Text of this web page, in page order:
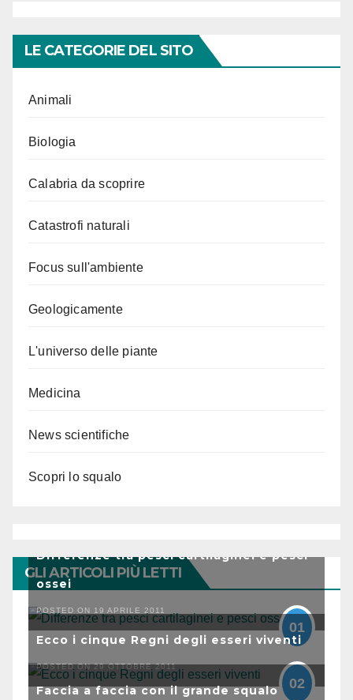
LE CATEGORIE DEL SITO
Animali
Biologia
Calabria da scoprire
Catastrofi naturali
Focus sull'ambiente
Geologicamente
L'universo delle piante
Medicina
News scientifiche
Scopri lo squalo
GLI ARTICOLI PIÙ LETTI
Differenze tra pesci cartilaginei e pesci
ossei
POSTED ON 19 APRILE 2011
01
Ecco i cinque Regni degli esseri viventi
POSTED ON 29 OTTOBRE 2011
02
Faccia a faccia con il grande squalo